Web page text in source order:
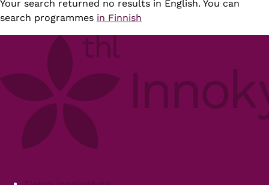
Your search returned no results in English. You can
search programmes in Finnish
Footer